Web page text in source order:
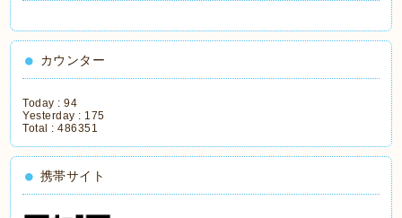
カウンター
Today :94
Yesterday : 175
Total :486351
携帯サイト